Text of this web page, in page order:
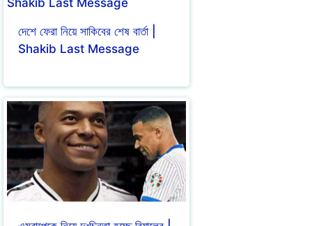
দেশে ফেরা নিয়ে সাকিবের শেষ বার্তা |
Shakib Last Message